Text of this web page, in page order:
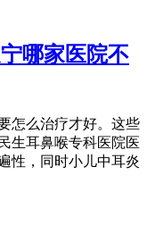
哪家医院不
怎么治疗才好。这些
生耳鼻喉专科医院医
性，同时小儿中耳炎